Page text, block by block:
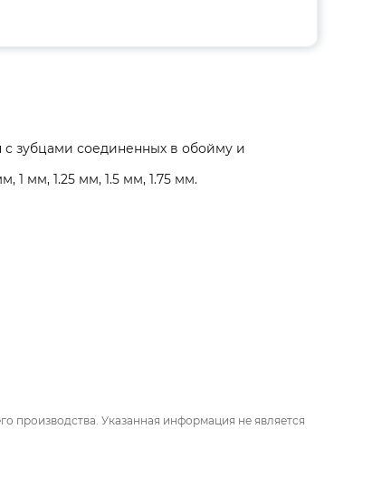
с зубцами соединенных в обойму и
1 мм, 1.25 мм, 1.5 мм, 1.75 мм.
производства. Указанная информация не является